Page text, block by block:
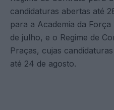
candidaturas abertas até
para a Academia da
de julho, e o Regime de
Praças, cujas
até 24 de agosto.